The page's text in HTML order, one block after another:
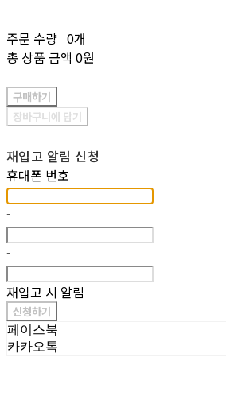
주문 수량 0개
총 상품 금액 0원
구매하기
장바구니에 담기
재입고 알림 신청
휴대폰 번호
-
-
재입고 시 알림
신청하기
페이스북
카카오톡